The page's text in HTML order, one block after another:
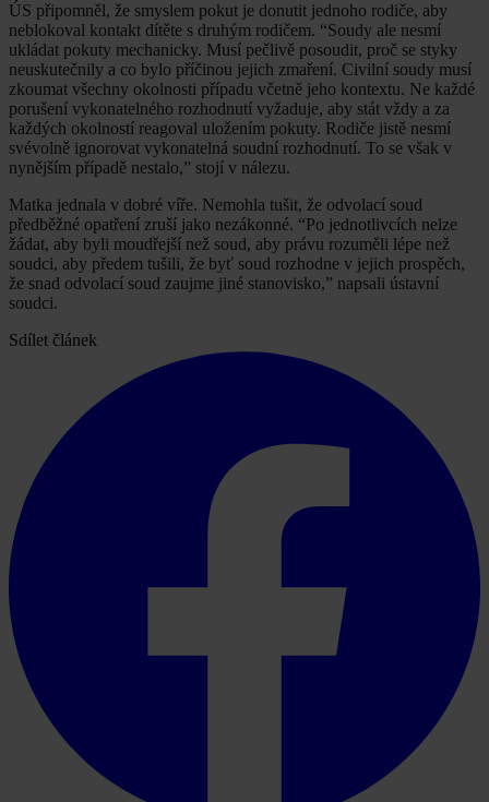
ÚS připomněl, že smyslem pokut je donutit jednoho rodiče, aby
neblokoval kontakt dítěte s druhým rodičem. “Soudy ale nesmí
ukládat pokuty mechanicky. Musí pečlivě posoudit, proč se styky
neuskutečnily a co bylo příčinou jejich zmaření. Civilní soudy musí
zkoumat všechny okolnosti případu včetně jeho kontextu. Ne každé
porušení vykonatelného rozhodnutí vyžaduje, aby stát vždy a za
každých okolností reagoval uložením pokuty. Rodiče jistě nesmí
svévolně ignorovat vykonatelná soudní rozhodnutí. To se však v
nynějším případě nestalo,” stojí v nálezu.
Matka jednala v dobré víře. Nemohla tušit, že odvolací soud
předběžné opatření zruší jako nezákonné. “Po jednotlivcích nelze
žádat, aby byli moudřejší než soud, aby právu rozuměli lépe než
soudci, aby předem tušili, že byť soud rozhodne v jejich prospěch,
že snad odvolací soud zaujme jiné stanovisko,” napsali ústavní
soudci.
Sdílet článek